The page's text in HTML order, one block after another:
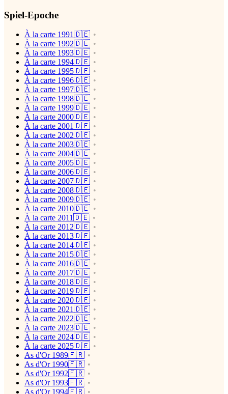
Spiel-Epoche
À la carte 1991🇩🇪
À la carte 1992🇩🇪
À la carte 1993🇩🇪
À la carte 1994🇩🇪
À la carte 1995🇩🇪
À la carte 1996🇩🇪
À la carte 1997🇩🇪
À la carte 1998🇩🇪
À la carte 1999🇩🇪
À la carte 2000🇩🇪
À la carte 2001🇩🇪
À la carte 2002🇩🇪
À la carte 2003🇩🇪
À la carte 2004🇩🇪
À la carte 2005🇩🇪
À la carte 2006🇩🇪
À la carte 2007🇩🇪
À la carte 2008🇩🇪
À la carte 2009🇩🇪
À la carte 2010🇩🇪
À la carte 2011🇩🇪
À la carte 2012🇩🇪
À la carte 2013🇩🇪
À la carte 2014🇩🇪
À la carte 2015🇩🇪
À la carte 2016🇩🇪
À la carte 2017🇩🇪
À la carte 2018🇩🇪
À la carte 2019🇩🇪
À la carte 2020🇩🇪
À la carte 2021🇩🇪
À la carte 2022🇩🇪
À la carte 2023🇩🇪
À la carte 2024🇩🇪
À la carte 2025🇩🇪
As d'Or 1989🇫🇷
As d'Or 1990🇫🇷
As d'Or 1992🇫🇷
As d'Or 1993🇫🇷
As d'Or 1994🇫🇷